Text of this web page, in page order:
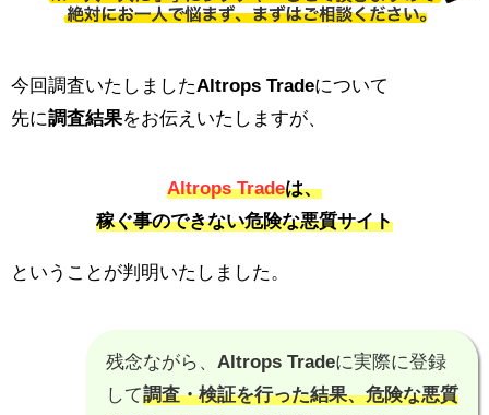
今回調査いたしましたAltrops Tradeについて
先に調査結果をお伝えいたしますが、
Altrops Tradeは、
稼ぐ事のできない危険な悪質サイト
ということが判明いたしました。
残念ながら、 Altrops Tradeに実際に登録
して調査・検証を行った結果、危険な悪質